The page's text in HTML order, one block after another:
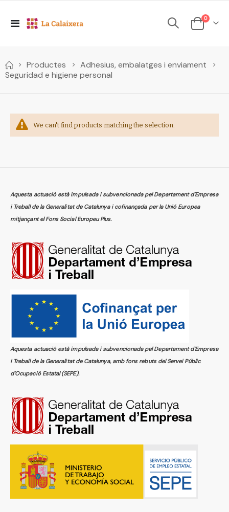
Toggle
Cesta
0elements
Productes
Adhesius, embalatges i enviament
Seguridad e higiene personal
We can't find products matching the selection.
Aquesta actuació està impulsada i subvencionada pel Departament d’Empresa
i Treball de la Generalitat de Catalunya i cofinançada per la Unió Europea
mitjançant el Fons Social Europeu Plus.
Aquesta actuació està impulsada i subvencionada pel Departament d’Empresa
i Treball de la Generalitat de Catalunya, amb fons rebuts del Servei Públic
d’Ocupació Estatal (SEPE).